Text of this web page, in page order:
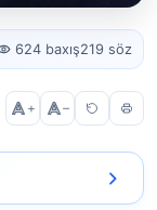
624 baxış219 söz
+ –